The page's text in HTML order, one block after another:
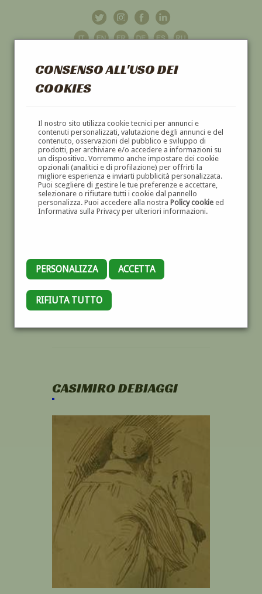
CONSENSO ALL'USO DEI
COOKIES
Il nostro sito utilizza cookie tecnici per annunci e
contenuti personalizzati, valutazione degli annunci e del
contenuto, osservazioni del pubblico e sviluppo di
prodotti, per archiviare e/o accedere a informazioni su
un dispositivo. Vorremmo anche impostare dei cookie
opzionali (analitici e di profilazione) per offrirti la
migliore esperienza e inviarti pubblicità personalizzata.
Puoi scegliere di gestire le tue preferenze e accettare,
selezionare o rifiutare tutti i cookie dal pannello
personalizza. Puoi accedere alla nostra Policy cookieed
Informativa sulla Privacy per ulteriori informazioni.
PERSONALIZZA ACCETTA
RIFIUTA TUTTO
GALLERIAD'ARTE
DIPINTI E SCULTURE '800 E '900
CASIMIRO DEBIAGGI